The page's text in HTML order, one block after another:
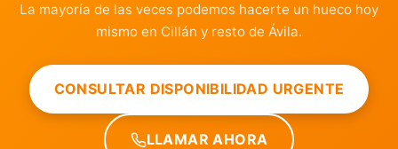
La mayoría de las veces podemos hacerte un hueco hoy
mismo en Cillán y resto de Ávila.
CONSULTAR DISPONIBILIDAD URGENTE
LLAMAR AHORA